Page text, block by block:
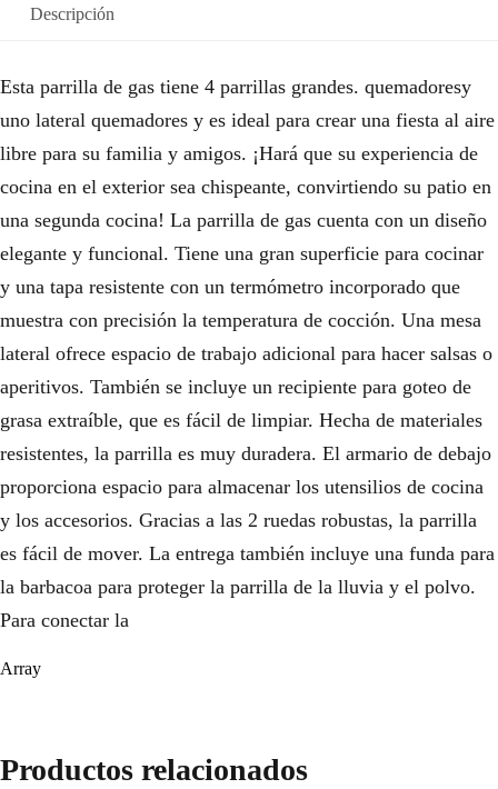
Descripción
Esta parrilla de gas tiene 4 parrillas grandes. quemadoresy
uno lateral quemadores y es ideal para crear una fiesta al aire
libre para su familia y amigos. ¡Hará que su experiencia de
cocina en el exterior sea chispeante, convirtiendo su patio en
una segunda cocina! La parrilla de gas cuenta con un diseño
elegante y funcional. Tiene una gran superficie para cocinar
y una tapa resistente con un termómetro incorporado que
muestra con precisión la temperatura de cocción. Una mesa
lateral ofrece espacio de trabajo adicional para hacer salsas o
aperitivos. También se incluye un recipiente para goteo de
grasa extraíble, que es fácil de limpiar. Hecha de materiales
resistentes, la parrilla es muy duradera. El armario de debajo
proporciona espacio para almacenar los utensilios de cocina
y los accesorios. Gracias a las 2 ruedas robustas, la parrilla
es fácil de mover. La entrega también incluye una funda para
la barbacoa para proteger la parrilla de la lluvia y el polvo.
Para conectar la
Array
Productos relacionados